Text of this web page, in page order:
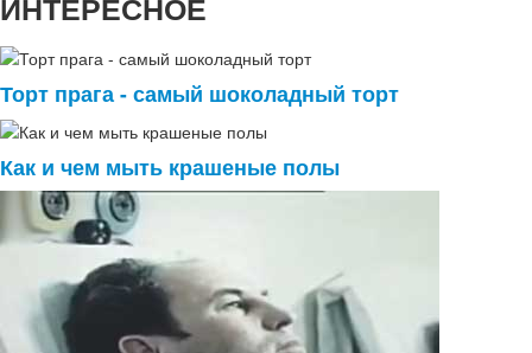
Торт прага - самый шоколадный торт
Как и чем мыть крашеные полы